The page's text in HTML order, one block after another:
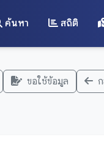
ค้นหา สถิติ
ขอใช้ข้อมูล